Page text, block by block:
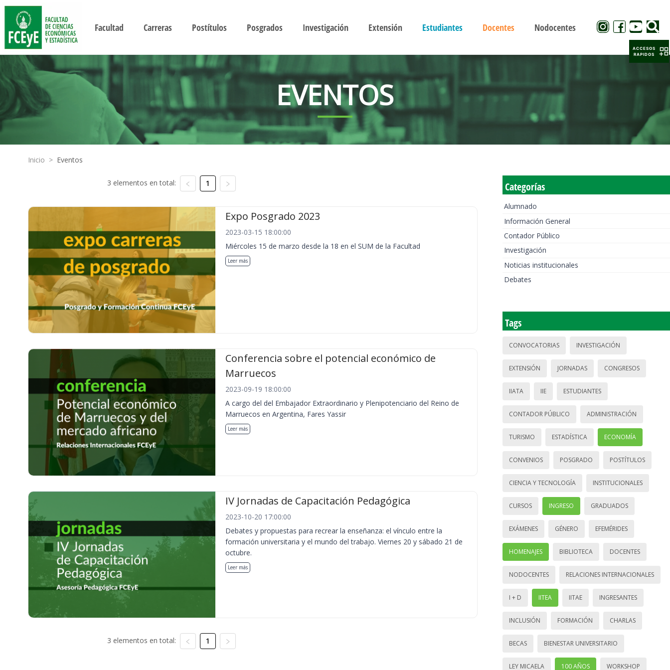
Facultad Carreras Postítulos Posgrados Investigación Extensión Estudiantes Docentes Nodocentes
EVENTOS
Inicio > Eventos
3 elementos en total: 1
Expo Posgrado 2023
2023-03-15 18:00:00
Miércoles 15 de marzo desde la 18 en el SUM de la Facultad
Leer más
Conferencia sobre el potencial económico de
Marruecos
2023-09-19 18:00:00
A cargo del del Embajador Extraordinario y Plenipotenciario del Reino de
Marruecos en Argentina, Fares Yassir
Leer más
IV Jornadas de Capacitación Pedagógica
2023-10-20 17:00:00
Debates y propuestas para recrear la enseñanza: el vínculo entre la
formación universitaria y el mundo del trabajo. Viernes 20 y sábado 21 de
octubre.
Leer más
3 elementos en total: 1
Categorías
Alumnado
Información General
Contador Público
Investigación
Noticias institucionales
Debates
Tags
CONVOCATORIAS INVESTIGACIÓN
EXTENSIÓN JORNADAS CONGRESOS
IIATA IIE ESTUDIANTES
CONTADOR PÚBLICO ADMINISTRACIÓN
TURISMO ESTADÍSTICA ECONOMÍA
CONVENIOS POSGRADO POSTÍTULOS
CIENCIA Y TECNOLOGÍA INSTITUCIONALES
CURSOS INGRESO GRADUADOS
EXÁMENES GÉNERO EFEMÉRIDES
HOMENAJES BIBLIOTECA DOCENTES
NODOCENTES RELACIONES INTERNACIONALES
I + D IITEA IITAE INGRESANTES
INCLUSIÓN FORMACIÓN CHARLAS
BECAS BIENESTAR UNIVERSITARIO
LEY MICAELA 100 AÑOS WORKSHOP
ACCESOS
RAPIDOS